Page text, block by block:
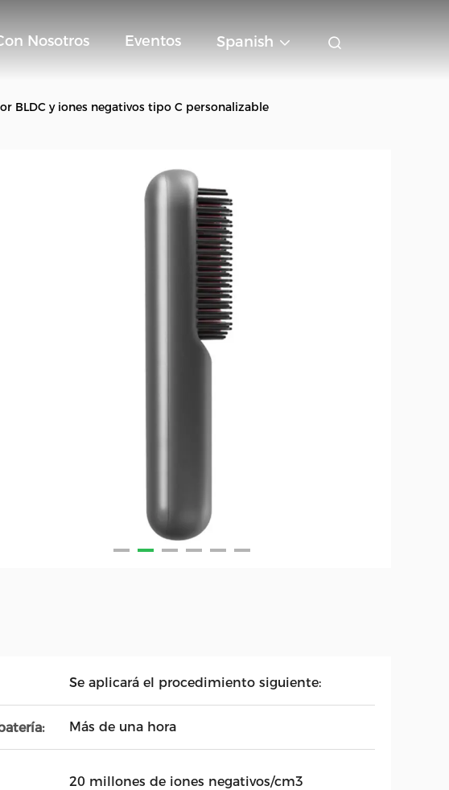
Nosotros Eventos Spanish
BLDC y iones negativos tipo C personalizable
Se aplicará el procedimiento siguiente:
Más de una hora
20 millones de iones negativos/cm3